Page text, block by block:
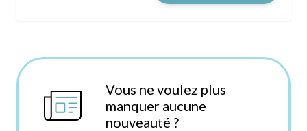
Vous ne voulez plus
manquer aucune
nouveauté ?